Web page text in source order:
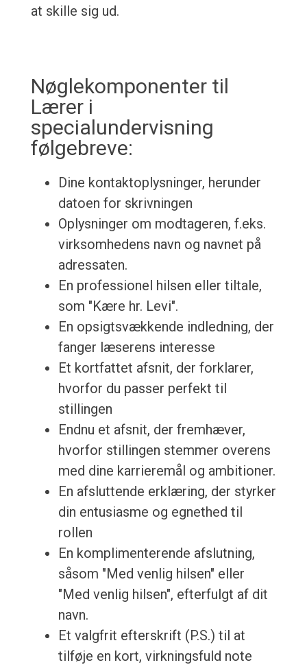
at skille sig ud.
Nøglekomponenter til
Lærer i
specialundervisning
følgebreve:
Dine kontaktoplysninger, herunder
datoen for skrivningen
Oplysninger om modtageren, f.eks.
virksomhedens navn og navnet på
adressaten.
En professionel hilsen eller tiltale,
som "Kære hr. Levi".
En opsigtsvækkende indledning, der
fanger læserens interesse
Et kortfattet afsnit, der forklarer,
hvorfor du passer perfekt til
stillingen
Endnu et afsnit, der fremhæver,
hvorfor stillingen stemmer overens
med dine karrieremål og ambitioner.
En afsluttende erklæring, der styrker
din entusiasme og egnethed til
rollen
En komplimenterende afslutning,
såsom "Med venlig hilsen" eller
"Med venlig hilsen", efterfulgt af dit
navn.
Et valgfrit efterskrift (P.S.) til at
tilføje en kort, virkningsfuld note